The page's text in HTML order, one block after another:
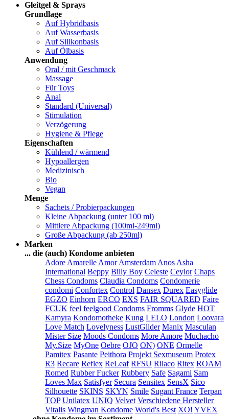
Gleitgel & Sprays
Grundlage
Auf Hybridbasis
Auf Wasserbasis
Auf Silikonbasis
Auf Ölbasis
Anwendung
Oral / mit Geschmack
Massage
Für Toys
Anal
Standard (Universal)
Stimulation
Verzögerung
Hygiene & Pflege
Eigenschaften
Kühlend / wärmend
Hypoallergen
Medizinisch
Bio
Vegan
Menge
Sachets / Probierpackungen
Kleine Abpackung (unter 100 ml)
Mittlere Abpackung (100ml-249ml)
Große Abpackung (ab 250ml)
Marken
... die (auch) Kondome anbieten
Adore Amarelle Amor Amsterdam Anos Asha
International Beppy Billy Boy Celeste Ceylor Chaps
Chess Condoms Claudia Condoms Condomerie
condomi Confortex Control Dansex Durex Easyglide
EGZO Einhorn ERCO EXS FAIR SQUARED Faire
FCUK feel feelgood Condoms Fromms Glyde HOT
Kamyra Kondomotheke Kung LELO London Loovara
Love Match Lovelyness LustGlider Manix Masculan
Mister Size Moods Condoms More Amore Muchacho
My.Size MyOne Oebre OJO ON) ONE Ormelle
Pamitex Pasante Peithora Projekt Sexmuseum Protex
R3 Recare Reflex ReLeaf RFSU Rilaco Ritex ROAM
Romed Rubber Fucker Rubbery Safe Sagami Sam
Loves Max Satisfyer Secura Sensitex SensX Sico
Silhouette SKINS SKYN Smile Sugant France Terpan
TOP Unilatex UNIQ Velvet Verschiedene Hersteller
Vitalis Wingman Kondome World's Best XO! YVEX